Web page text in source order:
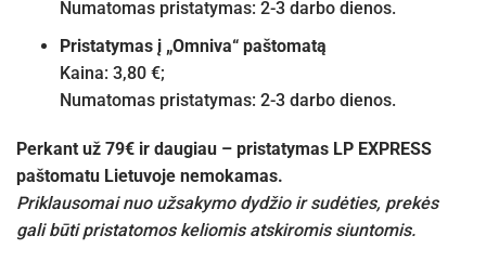
Numatomas pristatymas: 2-3 darbo dienos.
Pristatymas į „Omniva“ paštomatą
Kaina: 3,80 €;
Numatomas pristatymas: 2-3 darbo dienos.
Perkant už 79€ ir daugiau – pristatymas LP EXPRESS
paštomatu Lietuvoje nemokamas.
Priklausomai nuo užsakymo dydžio ir sudėties, prekės
gali būti pristatomos keliomis atskiromis siuntomis.